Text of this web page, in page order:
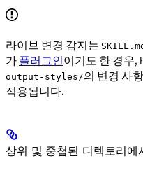
라이브 변경 감지는
가 플러그인이기도 한 경우,
output-styles/의 변경 사
적용됩니다.
상위 및 중첩된 디렉토리에